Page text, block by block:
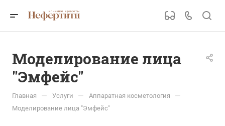
Моделирование лица
"Эмфейс"
Главная — Услуги — Аппаратная косметология —
Моделирование лица "Эмфейс"